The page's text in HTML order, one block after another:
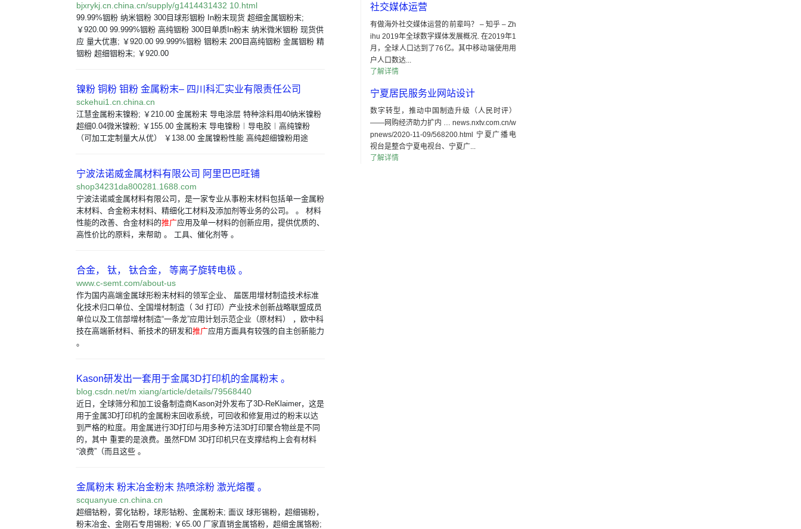
bjxrykj.cn.china.cn/supply/g1414431432 10.html
99.99%铟粉 纳米铟粉 300目球形铟粉 In粉末现货 超细金属铟粉末;
￥920.00 99.999%铟粉 高纯铟粉 300目单质In粉末 纳米微米铟粉 现货供
应 量大优惠; ￥920.00 99.999%铟粉 铟粉末 200目高纯铟粉 金属铟粉 精
铟粉 超细铟粉末; ￥920.00
镍粉 铜粉 钼粉 金属粉末– 四川科汇实业有限责任公司
sckehui1.cn.china.cn
江慧金属粉末镍粉; ￥210.00 金属粉末 导电涂层 特种涂料用40纳米镍粉
超细0.04微米镍粉; ￥155.00 金属粉末 导电镍粉︱导电胶︱高纯镍粉
（可加工定制量大从优） ￥138.00 金属镍粉性能 高纯超细镍粉用途
宁波法诺威金属材料有限公司 阿里巴巴旺铺
shop34231da800281.1688.com
宁波法诺威金属材料有限公司，是一家专业从事粉末材料包括单一金属粉
末材料、合金粉末材料、精细化工材料及添加剂等业务的公司。 。 材料
性能的改善、合金材料的推广应用及单一材料的创新应用，提供优质的、
高性价比的原料，来帮助 。 工具、催化剂等 。
合金， 钛， 钛合金， 等离子旋转电极 。
www.c-semt.com/about-us
作为国内高端金属球形粉末材料的领军企业、 届医用增材制造技术标准
化技术归口单位、全国增材制造（ 3d 打印）产业技术创新战略联盟成员
单位以及工信部增材制造“一条龙”应用计划示范企业（原材料） ，欧中科
技在高端新材料、新技术的研发和推广应用方面具有较强的自主创新能力
。
Kason研发出一套用于金属3D打印机的金属粉末 。
blog.csdn.net/m xiang/article/details/79568440
近日，全球筛分和加工设备制造商Kason对外发布了3D-ReKlaimer，这是
用于金属3D打印机的金属粉末回收系统，可回收和修复用过的粉末以达
到严格的粒度。用金属进行3D打印与用多种方法3D打印聚合物丝是不同
的，其中 重要的是浪费。虽然FDM 3D打印机只在支撑结构上会有材料
“浪费”（而且这些 。
金属粉末 粉末冶金粉末 热喷涂粉 激光熔覆 。
scquanyue.cn.china.cn
超细钴粉，雾化钴粉，球形钴粉、金属粉末; 面议 球形锡粉，超细锡粉，
粉末冶金、金刚石专用锡粉; ￥65.00 厂家直销金属铬粉，超细金属铬粉;
社交媒体运营
有做海外社交媒体运营的前辈吗？ – 知乎 – Zh
ihu 2019年全球数字媒体发展概况. 在2019年1
月，全球人口达到了76亿。其中移动端使用用
户人口数达...
了解详情
宁夏居民服务业网站设计
数字转型，推动中国制造升级（人民时评）
——网购经济助力扩内 … news.nxtv.com.cn/w
pnews/2020-11-09/568200.html 宁夏广播电
视台是整合宁夏电视台、宁夏广...
了解详情